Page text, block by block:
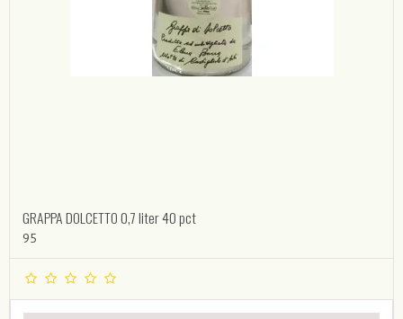
GRAPPA DOLCETTO 0,7 liter 40 pct
95